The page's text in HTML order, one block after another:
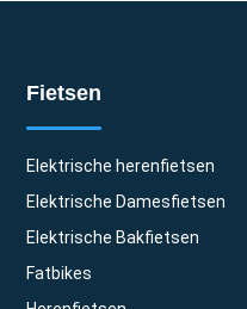
Fietsen
Elektrische herenfietsen
Elektrische Damesfietsen
Elektrische Bakfietsen
Fatbikes